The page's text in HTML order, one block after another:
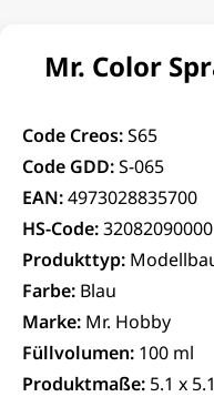
Mr. Color
Code Creos:S65
Code GDD:S-065
EAN:4973028835700
HS-Code:32082090000
Produkttyp:
Farbe: Blau
Marke: Mr. Hobby
Füllvolumen: 100 ml
Produktmaße: 5.1 x